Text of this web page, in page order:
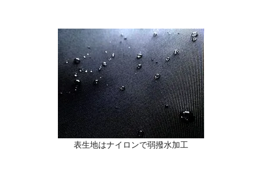
表生地はナイロンで弱撥水加工